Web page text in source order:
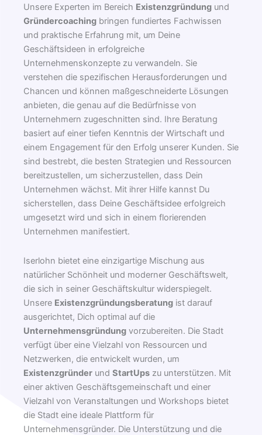
Unsere Experten im Bereich Existenzgründung und
Gründercoaching bringen fundiertes Fachwissen
und praktische Erfahrung mit, um Deine
Geschäftsideen in erfolgreiche
Unternehmenskonzepte zu verwandeln. Sie
verstehen die spezifischen Herausforderungen und
Chancen und können maßgeschneiderte Lösungen
anbieten, die genau auf die Bedürfnisse von
Unternehmern zugeschnitten sind. Ihre Beratung
basiert auf einer tiefen Kenntnis der Wirtschaft und
einem Engagement für den Erfolg unserer Kunden. Sie
sind bestrebt, die besten Strategien und Ressourcen
bereitzustellen, um sicherzustellen, dass Dein
Unternehmen wächst. Mit ihrer Hilfe kannst Du
sicherstellen, dass Deine Geschäftsidee erfolgreich
umgesetzt wird und sich in einem florierenden
Unternehmen manifestiert.
Iserlohn bietet eine einzigartige Mischung aus
natürlicher Schönheit und moderner Geschäftswelt,
die sich in seiner Geschäftskultur widerspiegelt.
Unsere Existenzgründungsberatung ist darauf
ausgerichtet, Dich optimal auf die
Unternehmensgründung vorzubereiten. Die Stadt
verfügt über eine Vielzahl von Ressourcen und
Netzwerken, die entwickelt wurden, um
Existenzgründer und StartUps zu unterstützen. Mit
einer aktiven Geschäftsgemeinschaft und einer
Vielzahl von Veranstaltungen und Workshops bietet
die Stadt eine ideale Plattform für
Unternehmensgründer. Die Unterstützung und die